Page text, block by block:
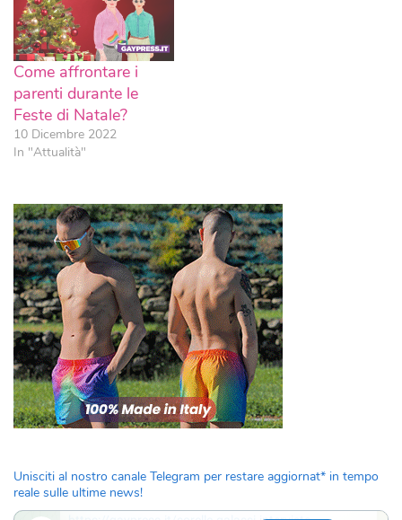
Come affrontare i
parenti durante le
Feste di Natale?
10 Dicembre 2022
In "Attualità"
Unisciti al nostro canale Telegram per restare aggiornat* in tempo
reale sulle ultime news!